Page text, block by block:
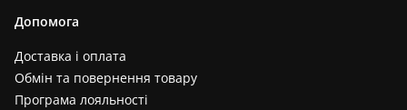
Допомога
Доставка і оплата
Обмін та повернення товару
Програма лояльності